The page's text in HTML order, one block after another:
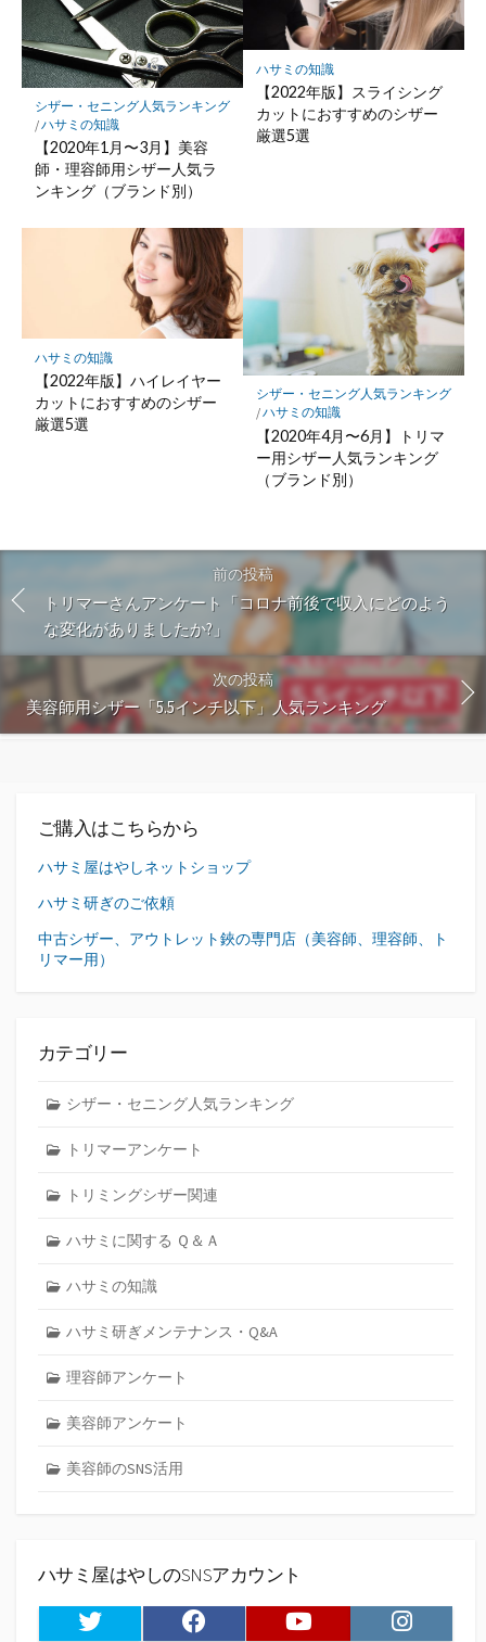
シザー・セニング人気ランキング
/ハサミの知識
【2020年1月〜3月】美容
師・理容師用シザー人気ラ
ンキング（ブランド別）
ハサミの知識
【2022年版】スライシング
カットにおすすめのシザー
厳選5選
ハサミの知識
【2022年版】ハイレイヤー
カットにおすすめのシザー
厳選5選
シザー・セニング人気ランキング
/ハサミの知識
【2020年4月〜6月】トリマ
ー用シザー人気ランキング
（ブランド別）
前の投稿
トリマーさんアンケート「コロナ前後で収入にどのよう
な変化がありましたか?」
次の投稿
美容師用シザー「5.5インチ以下」人気ランキング
ご購入はこちらから
ハサミ屋はやしネットショップ
ハサミ研ぎのご依頼
中古シザー、アウトレット鋏の専門店（美容師、理容師、ト
リマー用）
カテゴリー
シザー・セニング人気ランキング
トリマーアンケート
トリミングシザー関連
ハサミに関する Ｑ＆Ａ
ハサミの知識
ハサミ研ぎメンテナンス・Q&A
理容師アンケート
美容師アンケート
美容師のSNS活用
ハサミ屋はやしのSNSアカウント
Twitter Facebook Youtube Instagram